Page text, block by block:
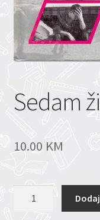
Sedam
10.00 KM